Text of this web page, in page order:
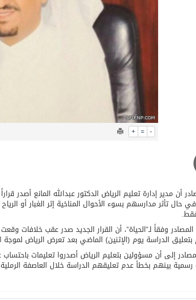
الأضحى
+ = -
أن مدير إدارة تعليم الرياض الدكتور عبدالله المانع أصدر
حال تأثر مدارسهم بسوء الأحوال المناخية إثر الغبار أو
وفقاً لـ”الحياة”، أن القرار الجديد صدر عقب خلافات
بتعليق الدراسة يوم (الإثنين) الماضي بعد تعرض الرياض لموجة
إلى أن مسؤولين بتعليم الرياض أصدروا تعليمات
بينهم بخطأ عدم تعليقهم الدراسة خلال العاصفة